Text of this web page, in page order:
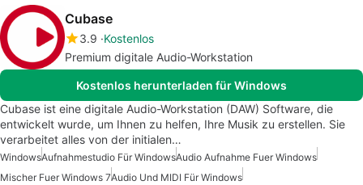
Cubase
3.9 Kostenlos
Premium digitale Audio-Workstation
Kostenlos herunterladen für Windows
Cubase ist eine digitale Audio-Workstation (DAW) Software, die
entwickelt wurde, um Ihnen zu helfen, Ihre Musik zu erstellen. Sie
verarbeitet alles von der initialen…
WindowsAufnahmestudio Für WindowsAudio Aufnahme Fuer Windows
Mischer Fuer Windows 7Audio Und MIDI Für Windows